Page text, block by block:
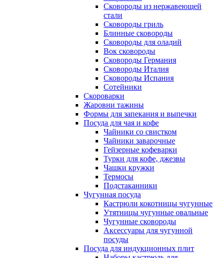
Сковороды из нержавеющей
стали
Сковороды гриль
Блинные сковороды
Сковороды для оладий
Вок сковороды
Сковороды Германия
Сковороды Италия
Сковороды Испания
Сотейники
Скороварки
Жаровни тажины
Формы для запекания и выпечки
Посуда для чая и кофе
Чайники со свистком
Чайники заварочные
Гейзерные кофеварки
Турки для кофе, джезвы
Чашки кружки
Термосы
Подстаканники
Чугунная посуда
Кастрюли кокотницы чугунные
Утятницы чугунные овальные
Чугунные сковороды
Аксессуары для чугунной
посуды
Посуда для индукционных плит